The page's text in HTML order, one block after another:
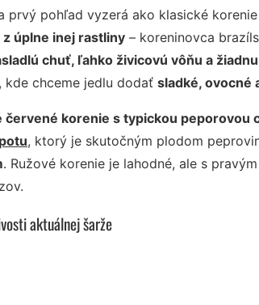
prvý pohľad vyzerá ako klasické
z úplne inej rastliny – koreninovca
chuť, ľahko živicovú vôňu a
kde chceme jedlu dodať sladké, ovocné
červené korenie s typickou peporovou
, ktorý je skutočným plodom
. Ružové korenie je lahodné, ale s
aktuálnej šarže